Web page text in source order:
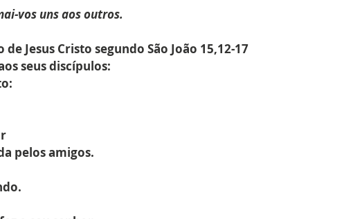
vos uns aos outros.
Jesus Cristo segundo São João 15,12-17
seus discípulos:
pelos amigos.